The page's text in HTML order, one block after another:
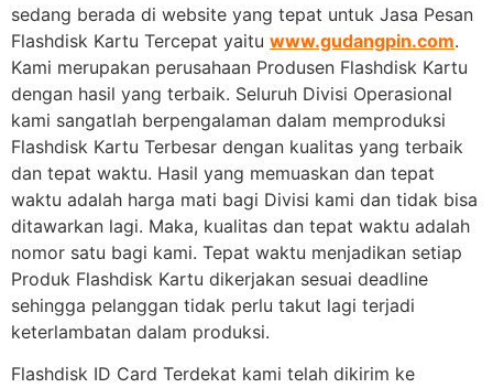
sedang berada di website yang tepat untuk Jasa Pesan
Flashdisk Kartu Tercepat yaitu www.gudangpin.com.
Kami merupakan perusahaan Produsen Flashdisk Kartu
dengan hasil yang terbaik. Seluruh Divisi Operasional
kami sangatlah berpengalaman dalam memproduksi
Flashdisk Kartu Terbesar dengan kualitas yang terbaik
dan tepat waktu. Hasil yang memuaskan dan tepat
waktu adalah harga mati bagi Divisi kami dan tidak bisa
ditawarkan lagi. Maka, kualitas dan tepat waktu adalah
nomor satu bagi kami. Tepat waktu menjadikan setiap
Produk Flashdisk Kartu dikerjakan sesuai deadline
sehingga pelanggan tidak perlu takut lagi terjadi
keterlambatan dalam produksi.
Flashdisk ID Card Terdekat kami telah dikirim ke